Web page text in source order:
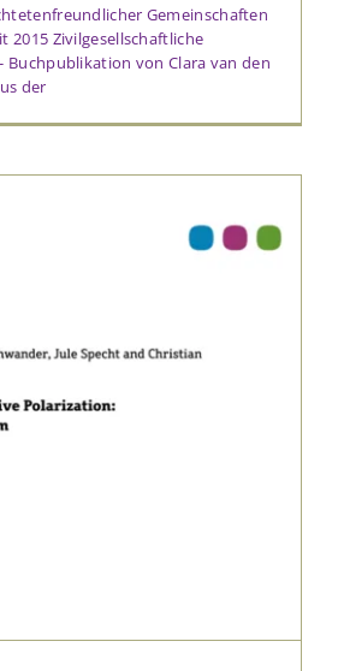
Gemeinschaften
2015 Zivilgesellschaftliche
Buchpublikation von Clara van den
der